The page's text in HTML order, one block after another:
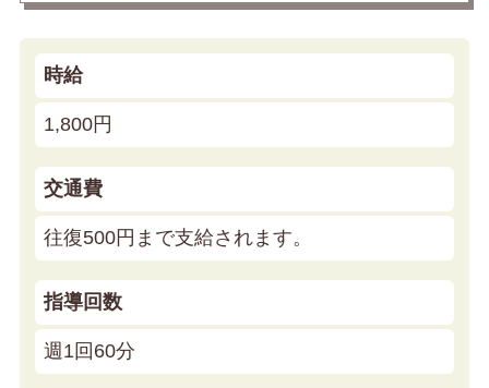
時給
1,800円
交通費
往復500円まで支給されます。
指導回数
週1回60分